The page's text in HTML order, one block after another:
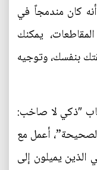
كان مندمجاً في
يمكنك
بنفسك، وتوجيه
″ذكي لا صاخب:
أعمل مع
الذين يميلون إلى